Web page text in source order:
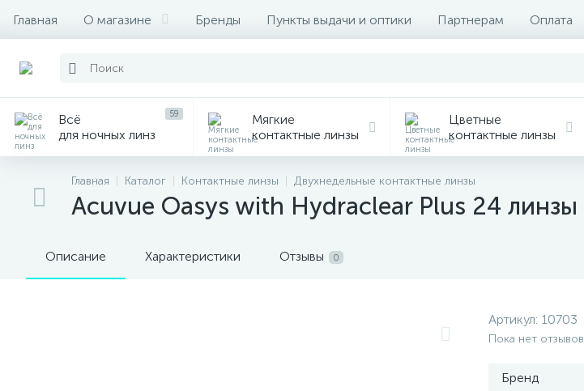
Главная О магазине Бренды Пункты выдачи и оптики Партнерам Оплата
Всё
для ночных линз
59
Мягкие
контактные линзы
Цветные
контактные линзы
Главная Каталог Контактные линзы Двухнедельные контактные линзы
Acuvue Oasys with Hydraclear Plus 24 линзы
Описание Характеристики Отзывы 0
Артикул: 10703
Пока нет отзывов
Бренд